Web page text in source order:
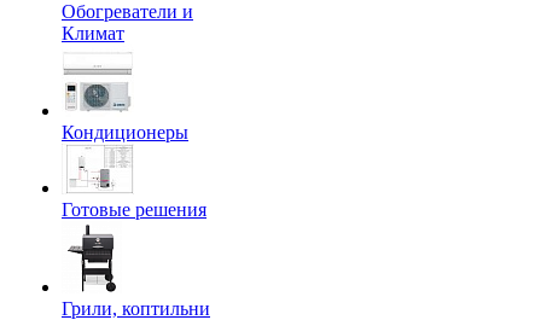
Обогреватели и
Климат
Кондиционеры
Готовые решения
Грили, коптильни